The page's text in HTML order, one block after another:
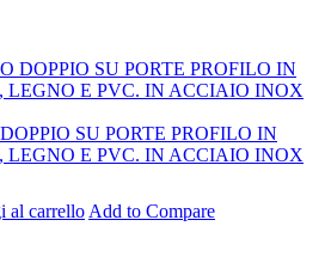
SU PORTE PROFILO IN
E PVC. IN ACCIAIO INOX
al carrello Add to Compare